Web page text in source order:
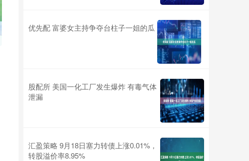
优先配 富婆女主持争夺台柱子一姐的瓜
股配所 美国一化工厂发生爆炸 有毒气体
泄漏
汇盈策略 9月18日塞力转债上涨0.01%，
转股溢价率8.95%